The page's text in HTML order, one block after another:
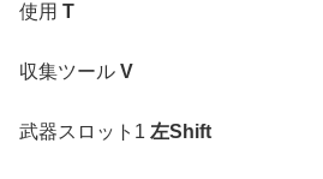
使用 T
収集ツール V
武器スロット1 左Shift